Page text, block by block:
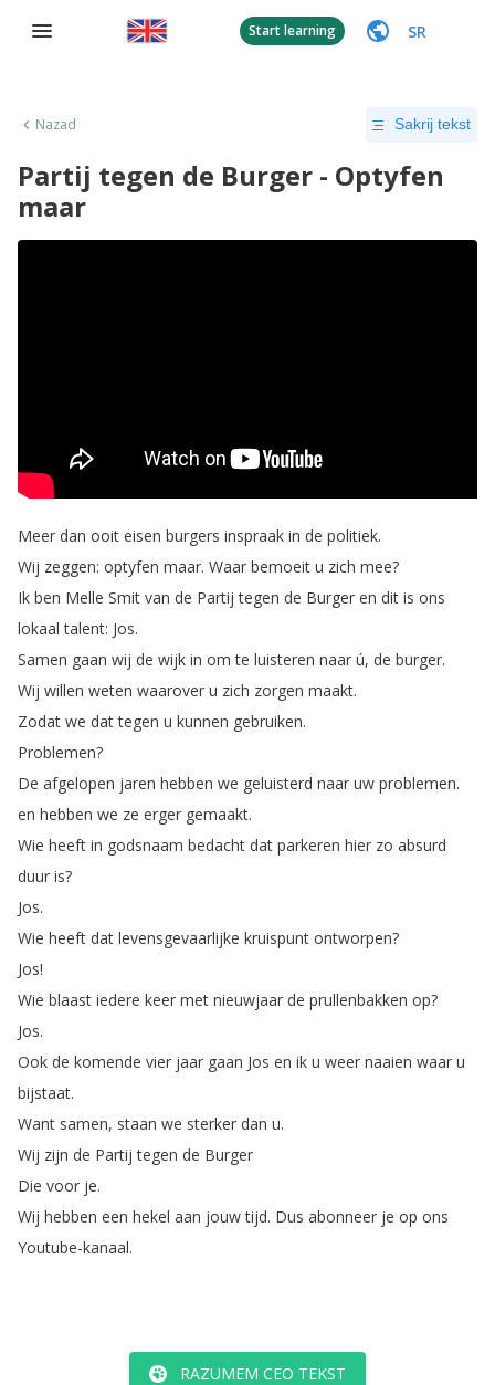
Start learning SR
Nazad Sakrij tekst
Partij tegen de Burger - Optyfen
maar
Meer dan ooit eisen burgers inspraak in de politiek.
Wij zeggen: optyfen maar. Waar bemoeit u zich mee?
Ik ben Melle Smit van de Partij tegen de Burger en dit is ons
lokaal talent: Jos.
Samen gaan wij de wijk in om te luisteren naar ú, de burger.
Wij willen weten waarover u zich zorgen maakt.
Zodat we dat tegen u kunnen gebruiken.
Problemen?
De afgelopen jaren hebben we geluisterd naar uw problemen.
en hebben we ze erger gemaakt.
Wie heeft in godsnaam bedacht dat parkeren hier zo absurd
duur is?
Jos.
Wie heeft dat levensgevaarlijke kruispunt ontworpen?
Jos!
Wie blaast iedere keer met nieuwjaar de prullenbakken op?
Jos.
Ook de komende vier jaar gaan Jos en ik u weer naaien waar u
bijstaat.
Want samen, staan we sterker dan u.
Wij zijn de Partij tegen de Burger
Die voor je.
Wij hebben een hekel aan jouw tijd. Dus abonneer je op ons
Youtube-kanaal.
RAZUMEM CEO TEKST